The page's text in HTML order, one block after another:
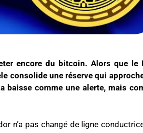
encore du bitcoin. Alors que le
consolide une réserve qui
baisse comme une alerte, mais
n’a pas changé de ligne